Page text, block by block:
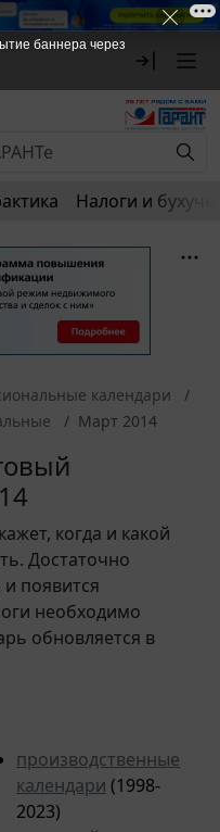
Налоги и
календари
Март 2014
когда и какой
Достаточно
появится
необходимо
обновляется в
производственные
календари (1998-
2023)
баннера через